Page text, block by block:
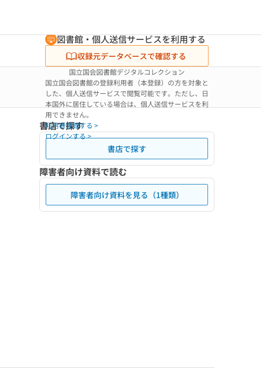
図書館・個人送信サービスを利用する
収録元データベースで確認する
国立国会図書館デジタルコレクション
国立国会図書館の登録利用者（本登録）の方を対象と
した、個人送信サービスで閲覧可能です。ただし、日
本国外に居住している場合は、個人送信サービスを利
用できません。
利用者登録する >
ログインする >
書店で探す
書店で探す
障害者向け資料で読む
障害者向け資料を見る（1種類）